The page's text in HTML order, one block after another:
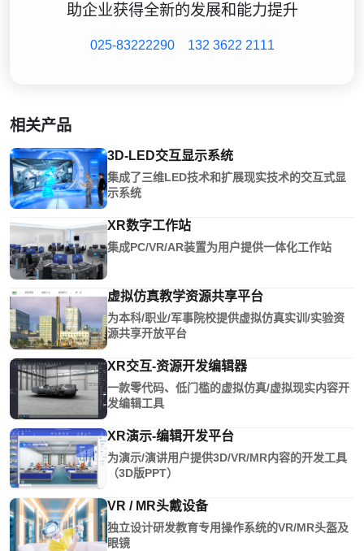
助企业获得全新的发展和能力提升
025-83222290 132 3622 2111
相关产品
3D-LED交互显示系统
集成了三维LED技术和扩展现实技术的交互式显
示系统
XR数字工作站
集成PC/VR/AR装置为用户提供一体化工作站
虚拟仿真教学资源共享平台
为本科/职业/军事院校提供虚拟仿真实训/实验资
源共享开放平台
XR交互-资源开发编辑器
一款零代码、低门槛的虚拟仿真/虚拟现实内容开
发编辑工具
XR演示-编辑开发平台
为演示/演讲用户提供3D/VR/MR内容的开发工具
（3D版PPT）
VR / MR头戴设备
独立设计研发教育专用操作系统的VR/MR头盔及
眼镜